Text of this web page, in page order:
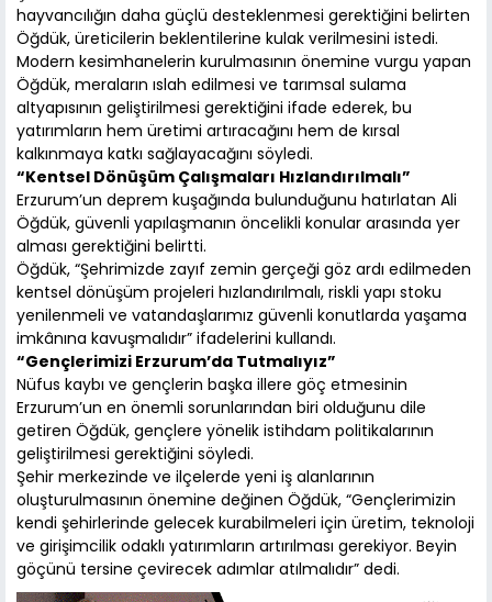
hayvancılığın daha güçlü desteklenmesi gerektiğini belirten
Öğdük, üreticilerin beklentilerine kulak verilmesini istedi.
Modern kesimhanelerin kurulmasının önemine vurgu yapan
Öğdük, meraların ıslah edilmesi ve tarımsal sulama
altyapısının geliştirilmesi gerektiğini ifade ederek, bu
yatırımların hem üretimi artıracağını hem de kırsal
kalkınmaya katkı sağlayacağını söyledi.
“Kentsel Dönüşüm Çalışmaları Hızlandırılmalı”
Erzurum’un deprem kuşağında bulunduğunu hatırlatan Ali
Öğdük, güvenli yapılaşmanın öncelikli konular arasında yer
alması gerektiğini belirtti.
Öğdük, “Şehrimizde zayıf zemin gerçeği göz ardı edilmeden
kentsel dönüşüm projeleri hızlandırılmalı, riskli yapı stoku
yenilenmeli ve vatandaşlarımız güvenli konutlarda yaşama
imkânına kavuşmalıdır” ifadelerini kullandı.
“Gençlerimizi Erzurum’da Tutmalıyız”
Nüfus kaybı ve gençlerin başka illere göç etmesinin
Erzurum’un en önemli sorunlarından biri olduğunu dile
getiren Öğdük, gençlere yönelik istihdam politikalarının
geliştirilmesi gerektiğini söyledi.
Şehir merkezinde ve ilçelerde yeni iş alanlarının
oluşturulmasının önemine değinen Öğdük, “Gençlerimizin
kendi şehirlerinde gelecek kurabilmeleri için üretim, teknoloji
ve girişimcilik odaklı yatırımların artırılması gerekiyor. Beyin
göçünü tersine çevirecek adımlar atılmalıdır” dedi.